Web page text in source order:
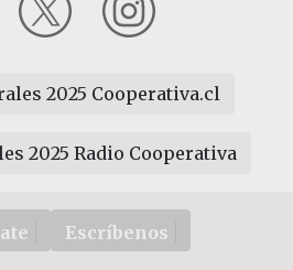
2025 Cooperativa.cl
2025 Radio Cooperativa
Escríbenos